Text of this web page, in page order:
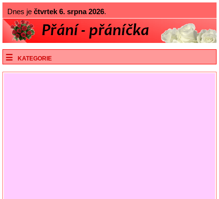
Dnes je čtvrtek 6. srpna 2026.
KATEGORIE